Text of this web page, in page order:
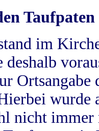
Taufpaten
im
wurde
nicht